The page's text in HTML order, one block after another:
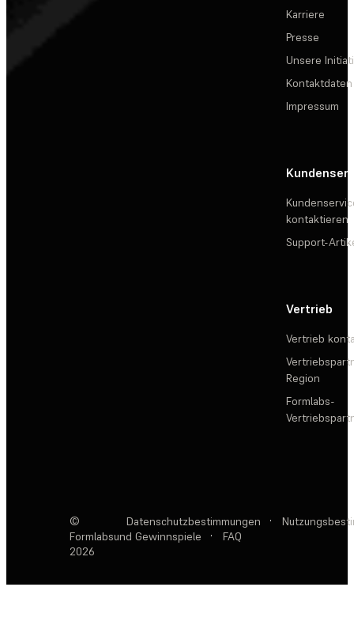
Karriere
Presse
Unsere
Kontaktdaten
Impressum
kontaktieren
Support-
Vertrieb
Vertrieb
Region
Formlabs-
©
Formlabs
2026
Datenschutzbestimmungen ·
und Gewinnspiele
· FAQ